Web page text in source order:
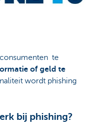
te
of geld te
wordt phishing
bij phishing?